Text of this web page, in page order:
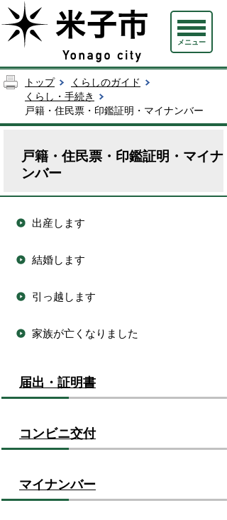
メニュー
トップ
くらしのガイド
くらし・手続き
戸籍・住民票・印鑑証明・マイナンバー
戸籍・住民票・印鑑証明・マイナ
ンバー
出産します
結婚します
引っ越します
家族が亡くなりました
届出・証明書
コンビニ交付
マイナンバー